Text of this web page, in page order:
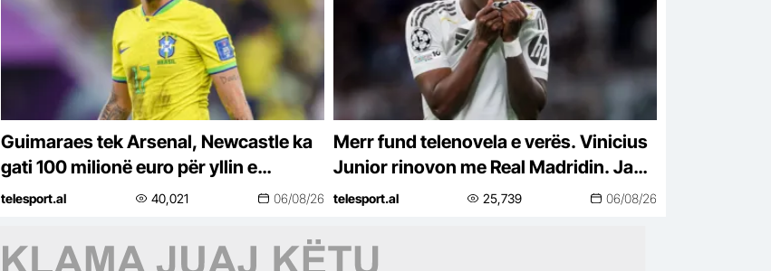
Guimaraes tek Arsenal, Newcastle ka
gati 100 milionë euro për yllin e
Bundesligës
telesport.al 40,021 06/08/26
Merr fund telenovela e verës. Vinicius
Junior rinovon me Real Madridin. Ja
njoftimi zyrtar
telesport.al 25,739 06/08/26